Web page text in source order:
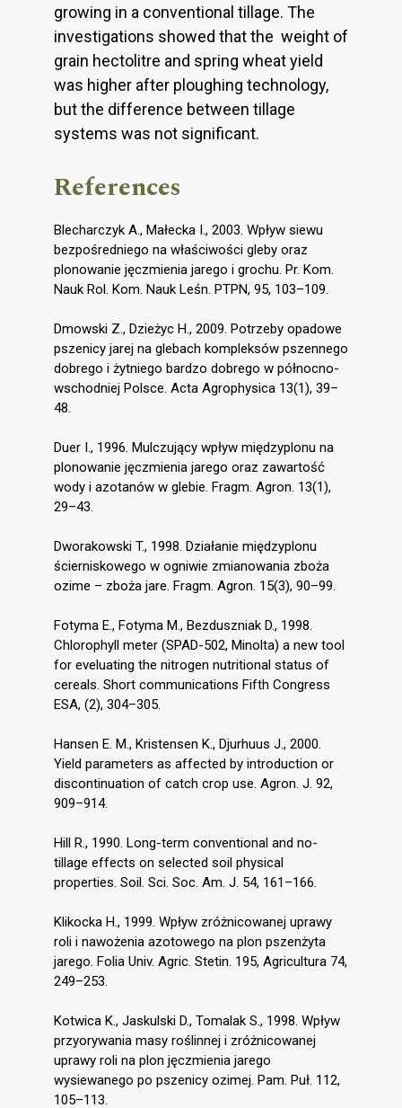
growing in a conventional tillage. The
investigations showed that the weight of
grain hectolitre and spring wheat yield
was higher after ploughing technology,
but the difference between tillage
systems was not significant.
References
Blecharczyk A., Małecka I., 2003. Wpływ siewu
bezpośredniego na właściwości gleby oraz
plonowanie jęczmienia jarego i grochu. Pr. Kom.
Nauk Rol. Kom. Nauk Leśn. PTPN, 95, 103–109.
Dmowski Z., Dzieżyc H., 2009. Potrzeby opadowe
pszenicy jarej na glebach kompleksów pszennego
dobrego i żytniego bardzo dobrego w północno-
wschodniej Polsce. Acta Agrophysica 13(1), 39–
48.
Duer I., 1996. Mulczujący wpływ międzyplonu na
plonowanie jęczmienia jarego oraz zawartość
wody i azotanów w glebie. Fragm. Agron. 13(1),
29–43.
Dworakowski T., 1998. Działanie międzyplonu
ścierniskowego w ogniwie zmianowania zboża
ozime – zboża jare. Fragm. Agron. 15(3), 90–99.
Fotyma E., Fotyma M., Bezduszniak D., 1998.
Chlorophyll meter (SPAD-502, Minolta) a new tool
for eveluating the nitrogen nutritional status of
cereals. Short communications Fifth Congress
ESA, (2), 304–305.
Hansen E. M., Kristensen K., Djurhuus J., 2000.
Yield parameters as affected by introduction or
discontinuation of catch crop use. Agron. J. 92,
909–914.
Hill R., 1990. Long-term conventional and no-
tillage effects on selected soil physical
properties. Soil. Sci. Soc. Am. J. 54, 161–166.
Klikocka H., 1999. Wpływ zróżnicowanej uprawy
roli i nawożenia azotowego na plon pszenżyta
jarego. Folia Univ. Agric. Stetin. 195, Agricultura 74,
249–253.
Kotwica K., Jaskulski D., Tomalak S., 1998. Wpływ
przyorywania masy roślinnej i zróżnicowanej
uprawy roli na plon jęczmienia jarego
wysiewanego po pszenicy ozimej. Pam. Puł. 112,
105–113.